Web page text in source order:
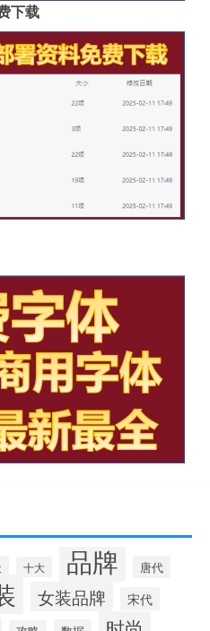
下载
十大 品牌 唐代
女装品牌 宋代